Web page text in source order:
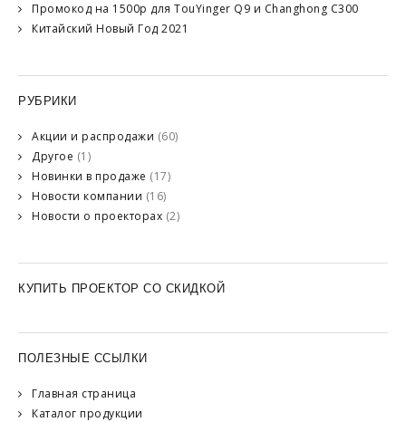
Промокод на 1500р для TouYinger Q9 и Changhong C300
Китайский Новый Год 2021
РУБРИКИ
Акции и распродажи (60)
Другое (1)
Новинки в продаже (17)
Новости компании (16)
Новости о проекторах (2)
КУПИТЬ ПРОЕКТОР СО СКИДКОЙ
ПОЛЕЗНЫЕ ССЫЛКИ
Главная страница
Каталог продукции